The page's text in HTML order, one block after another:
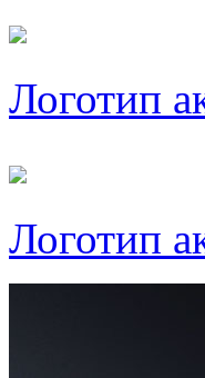
Логотип
Логотип